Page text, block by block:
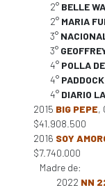
2° BELLE
2° MARIA
3°
3°
4° POLLA
4°
4° DIARIO
2015 BIG PEPE,
$41.908.500
2016 SOY
$7.740.000
Madre de:
2022 NN